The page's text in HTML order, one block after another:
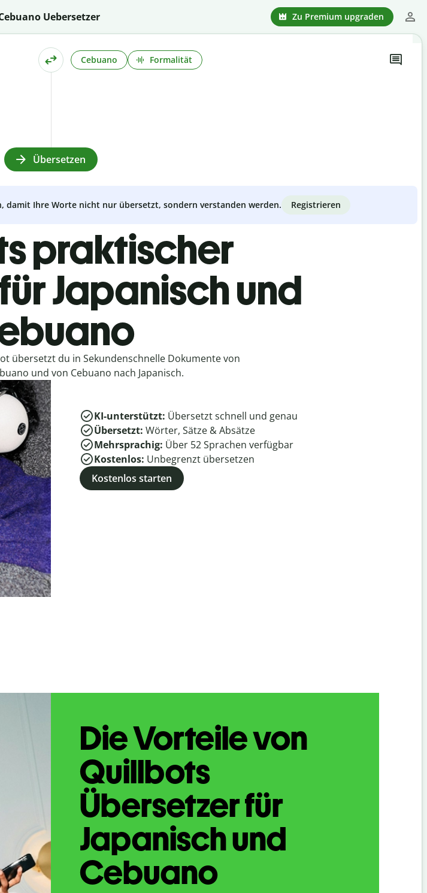
Uebersetzer Zu Premium upgraden
Cebuano Formalität
Übersetzen
damit Ihre Worte nicht nur übersetzt, sondern verstanden werden. Registrieren
praktischer
Japanisch und
übersetzt du in Sekundenschnelle Dokumente von
und von Cebuano nach Japanisch.
KI-unterstützt: Übersetzt schnell und genau
Übersetzt: Wörter, Sätze & Absätze
Mehrsprachig: Über 52Sprachen verfügbar
Kostenlos: Unbegrenzt übersetzen
Kostenlos starten
Die Vorteile von
Quillbots
Übersetzer für
Japanisch und
Cebuano